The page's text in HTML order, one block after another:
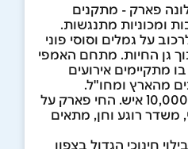
פארק - מתקנים
ומכוניות מתנגשות.
על גמלים וסוסי פוני
גן החיות. מתחם האמפי
מתקיימים אירועים
מהארץ ומחו"ל.
המתחם יכול להכיל עד 10,000 איש. החי פארק על
משדר רוגע וחן, מתאים
חינוכי הגדול בצפון